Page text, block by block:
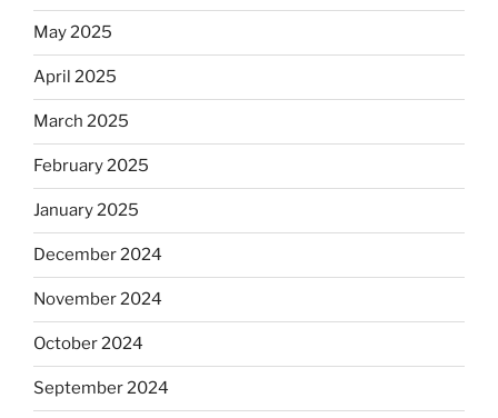
May 2025
April 2025
March 2025
February 2025
January 2025
December 2024
November 2024
October 2024
September 2024